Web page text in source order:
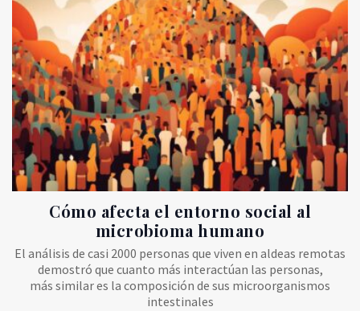
Cómo afecta el entorno social al
microbioma humano
El análisis de casi 2000 personas que viven en aldeas remotas
demostró que cuanto más interactúan las personas,
más similar es la composición de sus microorganismos
intestinales